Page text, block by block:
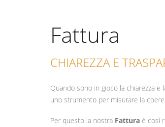
Fattura
CHIAREZZA E
Quando sono in gioco la chiarezza
uno strumento per misurare la
Per questo la nostra Fattura è così